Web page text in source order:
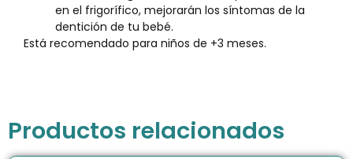
en el frigorífico, mejorarán los síntomas de la
dentición de tu bebé.
Está recomendado para niños de +3 meses.
Productos relacionados